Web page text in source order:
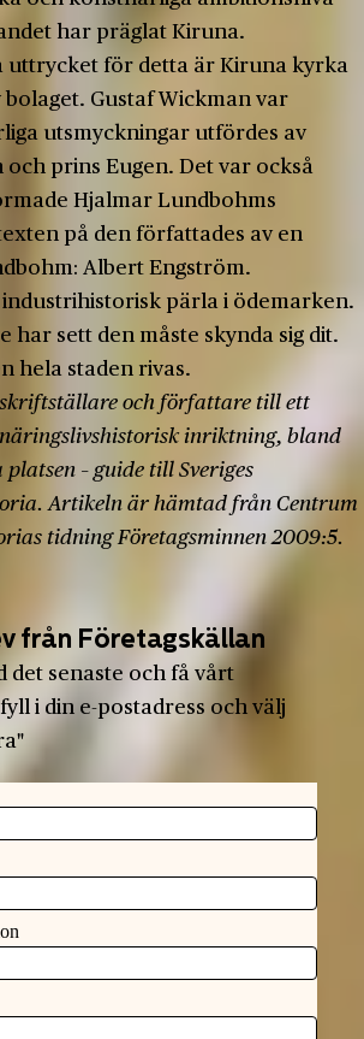
har präglat Kiruna.
uttrycket för detta är Kiruna kyrka
bolaget. Gustaf Wickman var
utsmyckningar utfördes av
och prins Eugen. Det var också
Hjalmar Lundbohms
på den författades av en
Albert Engström.
pärla i ödemarken.
har sett den måste skynda sig dit.
hela staden rivas.
skriftställare och författare till ett
inriktning, bland
– guide till Sveriges
Artikeln är hämtad från Centrum
tidning Företagsminnen 2009:5.
från Företagskällan
det senaste och få vårt
i din e-postadress och välj